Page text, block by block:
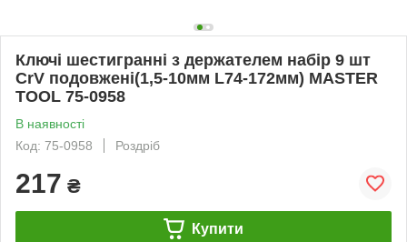
Ключі шестигранні з держателем набір 9 шт
CrV подовжені(1,5-10мм L74-172мм) MASTER
TOOL 75-0958
В наявності
Код: 75-0958
Роздріб
217 ₴
Купити